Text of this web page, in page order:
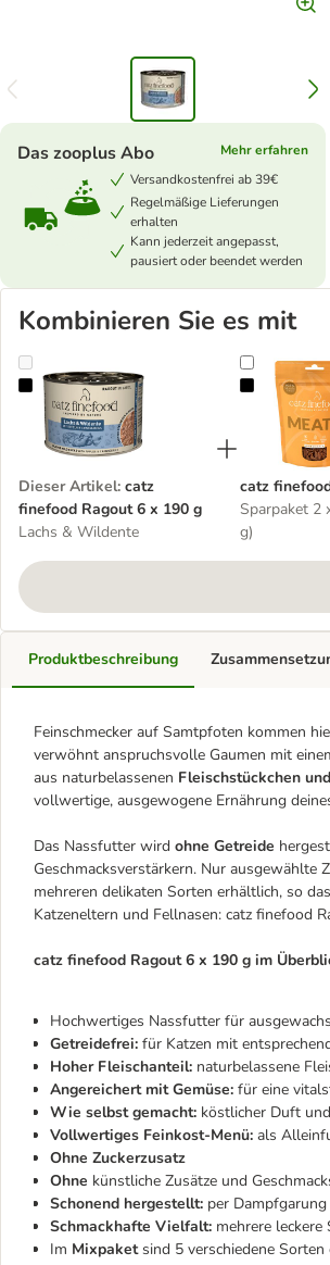
Das zooplus Abo
Mehr erfahren
Versandkostenfrei ab 39€
Regelmäßige Lieferungen
erhalten
Kann jederzeit angepasst,
pausiert oder beendet werden
Kombinieren Sie es mit
catz finefood Ragout 6 x 190 g
Dieser Artikel: catz
finefood Ragout 6 x 190 g
Lachs & Wildente
catz
catz
Sparpaket 2
g)
Produktbeschreibung
Feinschmecker auf Samtpfoten kommen
verwöhnt anspruchsvolle Gaumen mit
aus naturbelassenen Fleischstückchen
vollwertige, ausgewogene Ernährung
Das Nassfutter wird ohne Getreide
Geschmacksverstärkern. Nur ausgewählte
mehreren delikaten Sorten erhältlich, so
Katzeneltern und Fellnasen: catz finefood
catz finefood Ragout 6 x 190 g im
Hochwertiges Nassfutter für
Getreidefrei: für Katzen mit
Hoher Fleischanteil: naturbelassene
Angereichert mit Gemüse: für eine
Wie selbst gemacht: köstlicher Duft
Vollwertiges Feinkost-Menü: als
Ohne Zuckerzusatz
Ohne künstliche Zusätze und
Schonend hergestellt: per
Schmackhafte Vielfalt: mehrere
Im Mixpaketsind 5 verschiedene Sorten